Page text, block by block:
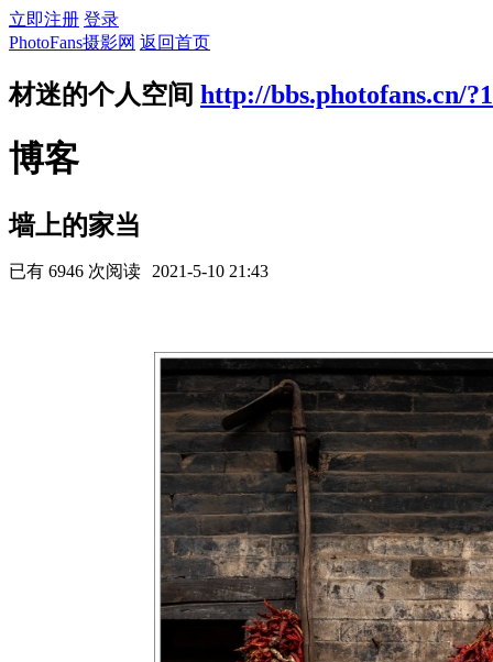
立即注册 登录
PhotoFans摄影网 返回首页
材迷的个人空间 http://bbs.photofans.cn/
博客
墙上的家当
已有 6946 次阅读 2021-5-10 21:43